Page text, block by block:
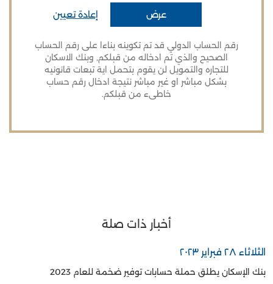
عرض إعادة تعيين
رقم الحساب الدولي قد تم تكوينه بناءا على رقم الحساب
الصحيح والذي تم ادخاله من قبلكم, وبنك الاسكان
للتجاره والتمويل لن يقوم بتحمل اية تبعات قانونيه
بشكل مباشر او غير مباشر نتيجة ادخال رقم حساب
خاطىء من قبلكم.
أخبار ذات صلة
الثلاثاء ٢٨ فبراير ٢٠٢٣
بنك الإسكان يطلق حملة حسابات توفير ضخمة للعام 2023